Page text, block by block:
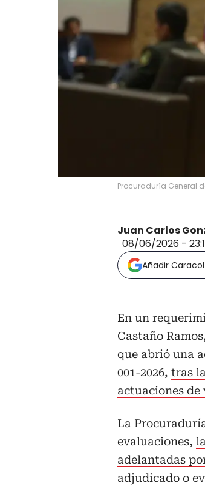
Procuraduría General
Juan Carlos
08/06/2026 -
Añadir
En un
Castaño
que abrió una
001-2026, tras
actuaciones
La
evaluaciones,
adelantadas
adjudicado o